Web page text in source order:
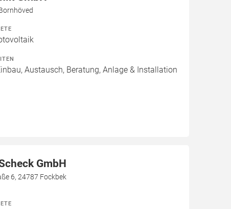
Austausch, Beratung, Anlage & Installation
GmbH
6, 24787 Fockbek